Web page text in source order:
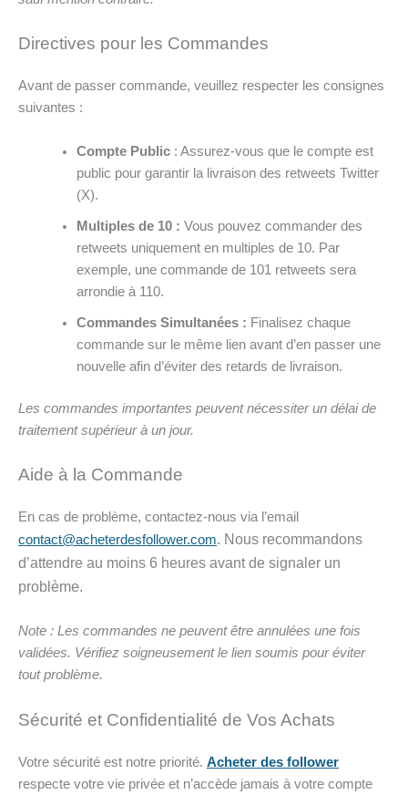
Directives pour les Commandes
Avant de passer commande, veuillez respecter les consignes
suivantes :
Compte Public: Assurez-vous que le compte est
public pour garantir la livraison des retweets Twitter
(X).
Multiples de 10 : Vous pouvez commander des
retweets uniquement en multiples de 10. Par
exemple, une commande de 101 retweets sera
arrondie à 110.
Commandes Simultanées : Finalisez chaque
commande sur le même lien avant d’en passer une
nouvelle afin d’éviter des retards de livraison.
Les commandes importantes peuvent nécessiter un délai de
traitement supérieur à un jour.
Aide à la Commande
En cas de problème, contactez-nous via l’email
contact@acheterdesfollower.com. Nous recommandons
d’attendre au moins 6 heures avant de signaler un
problème.
Note : Les commandes ne peuvent être annulées une fois
validées. Vérifiez soigneusement le lien soumis pour éviter
tout problème.
Sécurité et Confidentialité de Vos Achats
Votre sécurité est notre priorité. Acheter des follower
respecte votre vie privée et n’accède jamais à votre compte